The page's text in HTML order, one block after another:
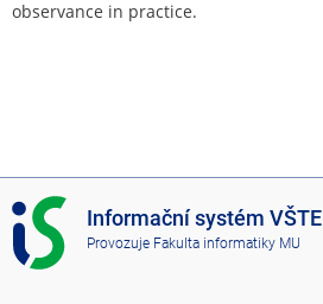
observance in practice.
I
S
V
Informační systém VŠTE
Provozuje Fakulta informatiky MU